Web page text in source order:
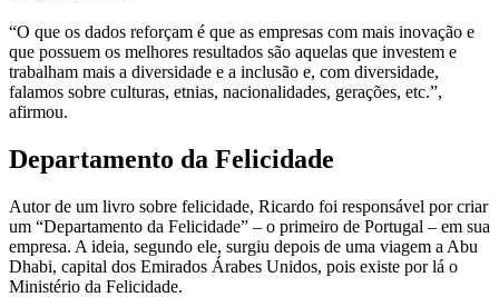
“O que os dados reforçam é que as empresas com mais inovação e
que possuem os melhores resultados são aquelas que investem e
trabalham mais a diversidade e a inclusão e, com diversidade,
falamos sobre culturas, etnias, nacionalidades, gerações, etc.”,
afirmou.
Departamento da Felicidade
Autor de um livro sobre felicidade, Ricardo foi responsável por criar
um “Departamento da Felicidade” – o primeiro de Portugal – em sua
empresa. A ideia, segundo ele, surgiu depois de uma viagem a Abu
Dhabi, capital dos Emirados Árabes Unidos, pois existe por lá o
Ministério da Felicidade.